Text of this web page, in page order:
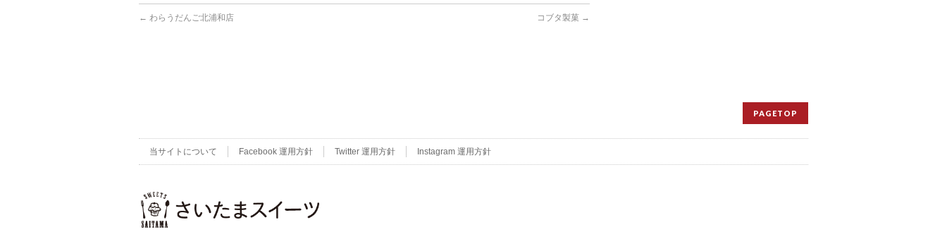
← わらうだんご北浦和店 コブタ製菓 →
PAGETOP
当サイトについて Facebook 運用方針 Twitter 運用方針 Instagram 運用方針